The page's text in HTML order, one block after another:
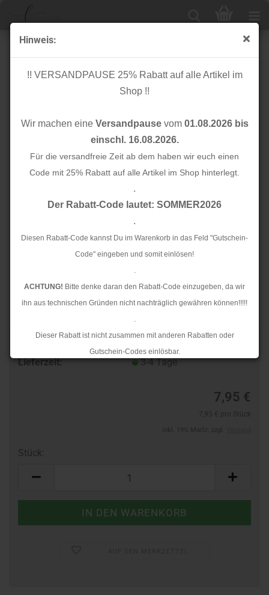
Hinweis:
!! VERSANDPAUSE 25% Rabatt auf alle Artikel im
Shop !!
Wir machen eine Versandpausevom 01.08.2026 bis
einschl. 16.08.2026.
Für die versandfreie Zeit ab dem haben wir euch einen
Code mit 25% Rabatt auf alle Artikel im Shop hinterlegt.
.
Der Rabatt-Code lautet: SOMMER2026
.
Diesen Rabatt-Code kannst Du im Warenkorb in das Feld "Gutschein-
Code" eingeben und somit einlösen!
.
ACHTUNG! Bitte denke daran den Rabatt-Code einzugeben, da wir
ihn aus technischen Gründen nicht nachträglich gewähren können!!!!!
.
Dieser Rabatt ist nicht zusammen mit anderen Rabatten oder
Gutschein-Codes einlösbar.
.
Rückstaus kann es jedoch zu längeren Lieferzeiten kommen.
Cuff me - Bio Bündchen - ICON Col. 39 - Check Point -
Hamburger Liebe
Lieferzeit:
3-4 Tage
7,95 €
Stück: